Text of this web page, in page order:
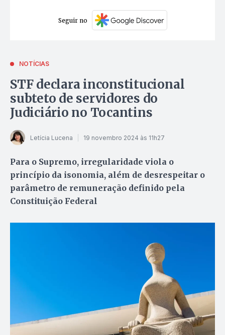
Seguir no
NOTÍCIAS
STF declara inconstitucional
subteto de servidores do
Judiciário no Tocantins
Letícia Lucena 19 novembro 2024 às 11h27
Para o Supremo, irregularidade viola o
princípio da isonomia, além de desrespeitar o
parâmetro de remuneração definido pela
Constituição Federal